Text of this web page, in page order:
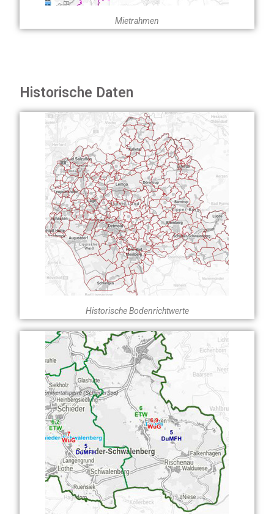
Mietrahmen
Historische Daten
Historische Bodenrichtwerte